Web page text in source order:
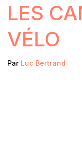
LES
VÉLO
Par Luc Bertrand